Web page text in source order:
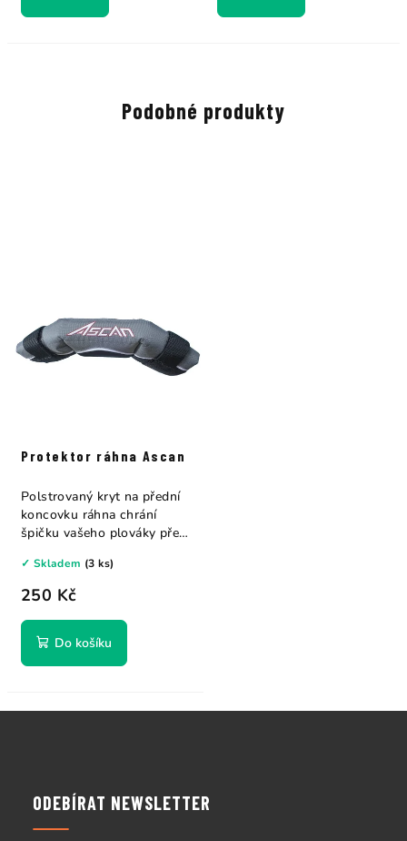
Podobné produkty
Protektor ráhna Ascan
250 Kč
✓ Skladem (3 ks)
Do košíku
Polstrovaný kryt na přední
koncovku ráhna chrání
špičku vašeho plováky před
ODEBÍRAT NEWSLETTER